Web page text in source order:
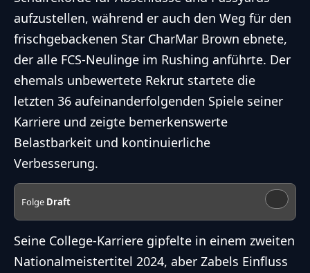
aufzustellen, während er auch den Weg für den
frischgebackenen Star CharMar Brown ebnete,
der alle FCS-Neulinge im Rushing anführte. Der
ehemals unbewertete Rekrut startete die
letzten 36 aufeinanderfolgenden Spiele seiner
Karriere und zeigte bemerkenswerte
Belastbarkeit und kontinuierliche
Verbesserung.
Folge Draft
Seine College-Karriere gipfelte in einem zweiten
Nationalmeistertitel 2024, aber Zabels Einfluss